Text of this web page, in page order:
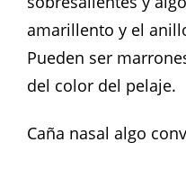
amarillento y el
Pueden ser
del color del pelaje.
Caña nasal algo